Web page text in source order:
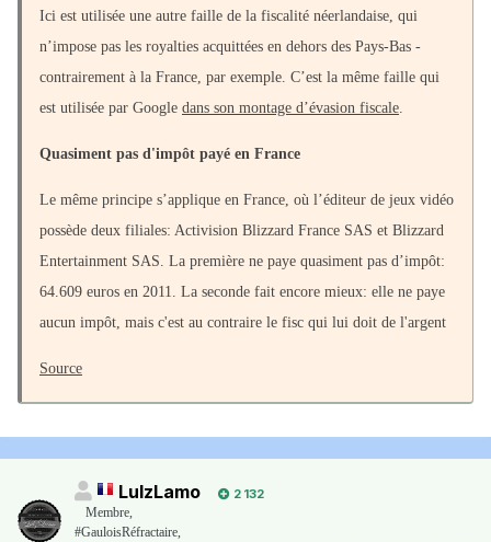
Ici est utilisée une autre faille de la fiscalité néerlandaise, qui
n’impose pas les royalties acquittées en dehors des Pays-Bas -
contrairement à la France, par exemple. C’est la même faille qui
est utilisée par Google dans son montage d’évasion fiscale.
Quasiment pas d'impôt payé en France
Le même principe s’applique en France, où l’éditeur de jeux vidéo
possède deux filiales: Activision Blizzard France SAS et Blizzard
Entertainment SAS. La première ne paye quasiment pas d’impôt:
64.609 euros en 2011. La seconde fait encore mieux: elle ne paye
aucun impôt, mais c'est au contraire le fisc qui lui doit de l'argent
Source
LulzLamo
2 132
Membre,
#GauloisRéfractaire,